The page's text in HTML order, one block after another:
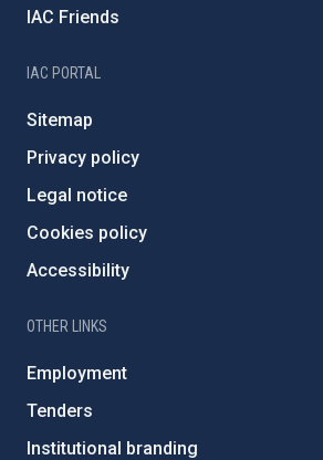
IAC Friends
IAC PORTAL
Sitemap
Privacy policy
Legal notice
Cookies policy
Accessibility
OTHER LINKS
Employment
Tenders
Institutional branding